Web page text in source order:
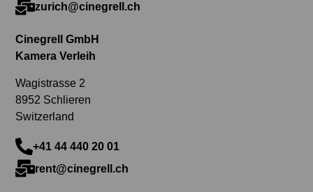
zurich@cinegrell.ch
Cinegrell GmbH
Kamera Verleih
Wagistrasse 2
8952 Schlieren
Switzerland
+41 44 440 20 01
rent@cinegrell.ch